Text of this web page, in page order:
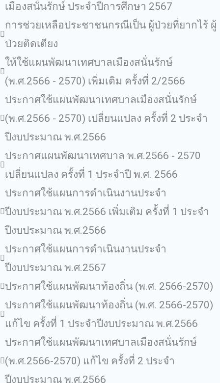
เมืองสนั่นรักษ์ ประจำปีการศึกษา 2567
การช่วยเหลือประชาชนกรณีเป็น ผู้ป่วยที่ยากไร้ ผู้
ป่วยติดเตียง
ให้ใช้แผนพัฒนาเทศบาลเมืองสนั่นรักษ์
(พ.ศ.2566 - 2570) เพิ่มเติม ครั้งที่ 2/2566
ประกาศใช้แผนพัฒนาเทศบาลเมืองสนั่นรักษ์
(พ.ศ.2566 - 2570) เปลี่ยนแปลง ครั้งที่ 2 ประจำ
ปีงบประมาณ พ.ศ.2566
ประกาศแผนพัฒนาเทศบาล พ.ศ.2566 - 2570
เปลี่ยนแปลง ครั้งที่ 1 ประจำปี พ.ศ. 2566
ประกาศใช้แผนการดำเนินงานประจำ
ปีงบประมาณ พ.ศ.2566 เพิ่มเติม ครั้งที่ 1 ประจำ
ปีงบประมาณ พ.ศ.2566
ประกาศใช้แผนการดำเนินงานประจำ
ปีงบประมาณ พ.ศ.2567
ประกาศใช้แผนพัฒนาท้องถิ่น (พ.ศ. 2566-2570)
ประกาศใช้แผนพัฒนาท้องถิ่น (พ.ศ. 2566-2570)
แก้ไข ครั้งที่ 1 ประจำปีงบประมาณ พ.ศ.2566
ประกาศใช้แผนพัฒนาเทศบาลเมืองสนั่นรักษ์
(พ.ศ.2566-2570) แก้ไข ครั้งที่ 2 ประจำ
ปีงบประมาณ พ.ศ.2566